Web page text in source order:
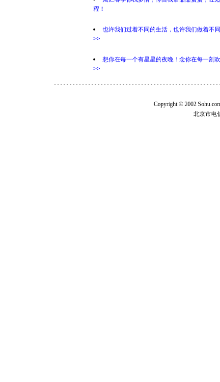
程！
也许我们过着不同的生活，也许我们做着
>>
想你在每一个有星星的夜晚！念你在每一
>>
Copyright © 2002
北京市电